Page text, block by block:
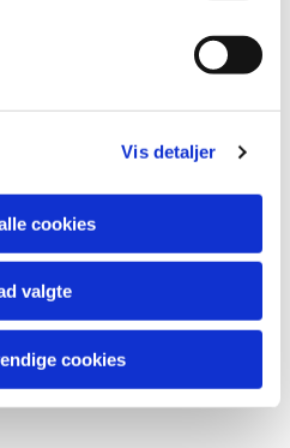
Vis detaljer
cookies
valgte
cookies